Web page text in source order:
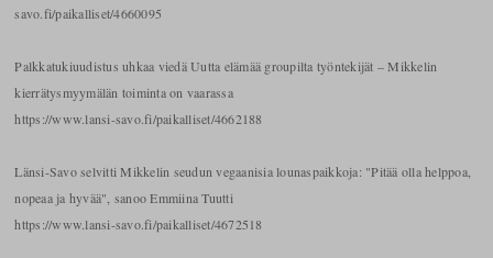
savo.fi/paikalliset/4660095
Palkkatukiuudistus uhkaa viedä Uutta elämää groupilta työntekijät – Mikkelin
kierrätysmyymälän toiminta on vaarassa
https://www.lansi-savo.fi/paikalliset/4662188
Länsi-Savo selvitti Mikkelin seudun vegaanisia lounaspaikkoja: "Pitää olla helppoa,
nopeaa ja hyvää", sanoo Emmiina Tuutti
https://www.lansi-savo.fi/paikalliset/4672518